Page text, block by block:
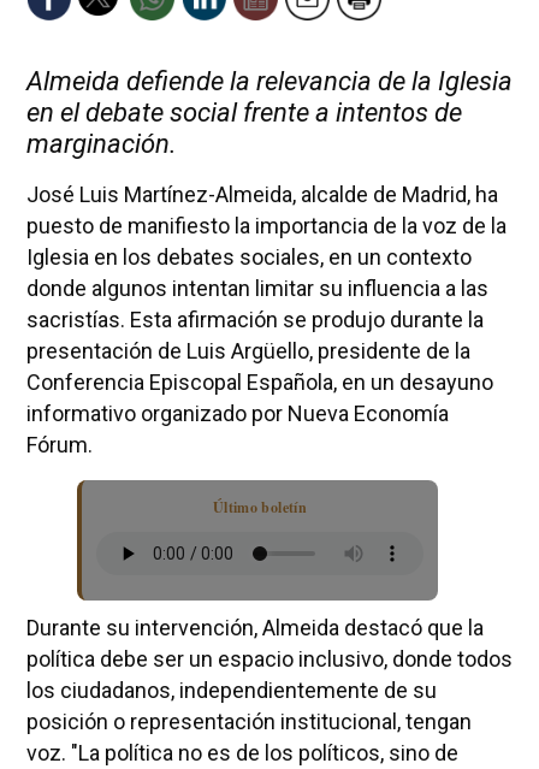
Almeida defiende la relevancia de la Iglesia
en el debate social frente a intentos de
marginación.
José Luis Martínez-Almeida, alcalde de Madrid, ha
puesto de manifiesto la importancia de la voz de la
Iglesia en los debates sociales, en un contexto
donde algunos intentan limitar su influencia a las
sacristías. Esta afirmación se produjo durante la
presentación de Luis Argüello, presidente de la
Conferencia Episcopal Española, en un desayuno
informativo organizado por Nueva Economía
Fórum.
Último boletín
Durante su intervención, Almeida destacó que la
política debe ser un espacio inclusivo, donde todos
los ciudadanos, independientemente de su
posición o representación institucional, tengan
voz. "La política no es de los políticos, sino de